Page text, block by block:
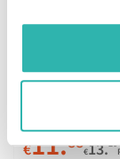
€11.88€13.20